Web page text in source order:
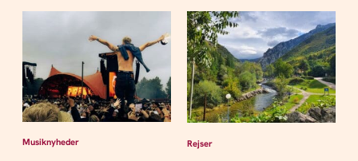
Musiknyheder Rejser